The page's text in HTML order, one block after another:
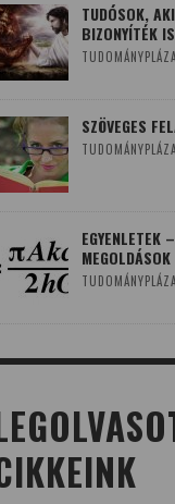
TUDÓSOK,
BIZONYÍTÉK
TUDOMÁNYPLÁZA
SZÖVEGES
TUDOMÁNYPLÁZA
EGYENLETEK
MEGOLDÁSOK
TUDOMÁNYPLÁZA